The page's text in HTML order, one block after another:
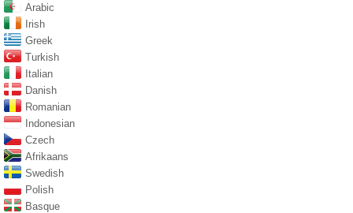
Arabic
Irish
Greek
Turkish
Italian
Danish
Romanian
Indonesian
Czech
Afrikaans
Swedish
Polish
Basque